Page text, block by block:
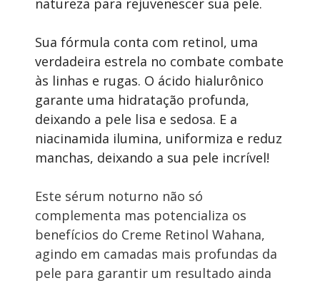
natureza para rejuvenescer sua pele.
Sua fórmula conta com retinol, uma
verdadeira estrela no combate combate
às linhas e rugas. O ácido hialurônico
garante uma hidratação profunda,
deixando a pele lisa e sedosa. E a
niacinamida ilumina, uniformiza e reduz
manchas, deixando a sua pele incrível!
Este sérum noturno não só
complementa mas potencializa os
benefícios do Creme Retinol Wahana,
agindo em camadas mais profundas da
pele para garantir um resultado ainda